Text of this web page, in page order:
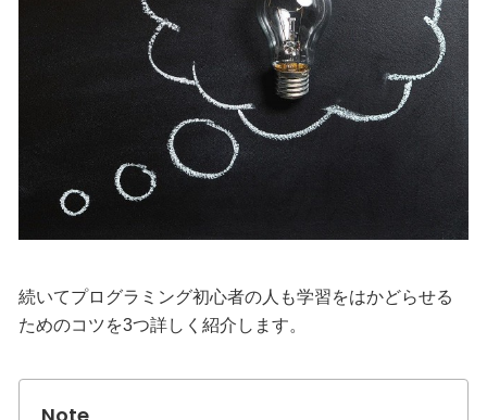
続いてプログラミング初心者の人も学習をはかどらせる
ためのコツを3つ詳しく紹介します。